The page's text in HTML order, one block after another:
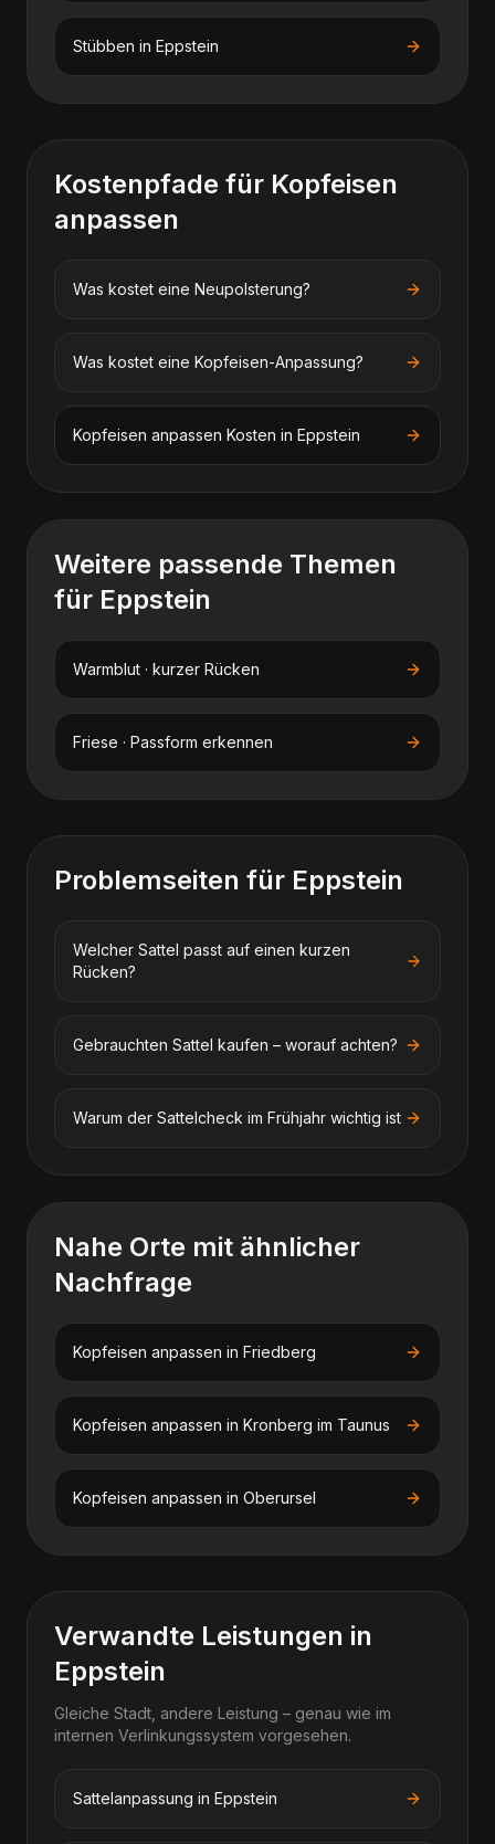
Stübben in Eppstein
Kostenpfade für Kopfeisen
anpassen
Was kostet eine Neupolsterung?
Was kostet eine Kopfeisen-Anpassung?
Kopfeisen anpassen Kosten in Eppstein
Weitere passende Themen
für Eppstein
Warmblut · kurzer Rücken
Friese · Passform erkennen
Problemseiten für Eppstein
Welcher Sattel passt auf einen kurzen
Rücken?
Gebrauchten Sattel kaufen – worauf achten?
Warum der Sattelcheck im Frühjahr wichtig ist
Nahe Orte mit ähnlicher
Nachfrage
Kopfeisen anpassen in Friedberg
Kopfeisen anpassen in Kronberg im Taunus
Kopfeisen anpassen in Oberursel
Verwandte Leistungen in
Eppstein
Gleiche Stadt, andere Leistung – genau wie im
internen Verlinkungssystem vorgesehen.
Sattelanpassung in Eppstein